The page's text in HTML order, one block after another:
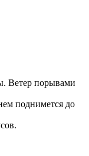
Ветер порывами
поднимется до